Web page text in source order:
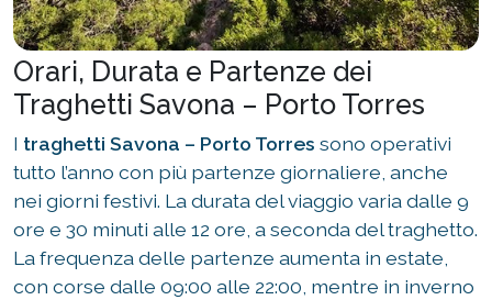
Orari, Durata e Partenze dei
Traghetti Savona – Porto Torres
I traghetti Savona – Porto Torres sono operativi
tutto l’anno con più partenze giornaliere, anche
nei giorni festivi. La durata del viaggio varia dalle 9
ore e 30 minuti alle 12 ore, a seconda del traghetto.
La frequenza delle partenze aumenta in estate,
con corse dalle 09:00 alle 22:00, mentre in inverno